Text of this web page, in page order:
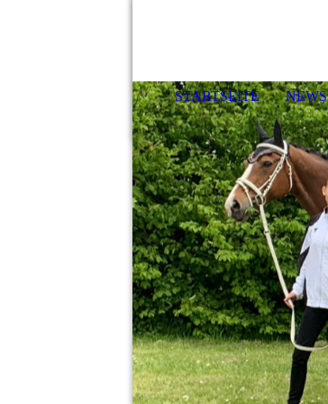
STARTSEITE NEWS